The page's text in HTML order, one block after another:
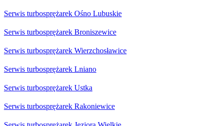
Serwis turbosprężarek Ośno Lubuskie
Serwis turbosprężarek Broniszewice
Serwis turbosprężarek Wierzchosławice
Serwis turbosprężarek Lniano
Serwis turbosprężarek Ustka
Serwis turbosprężarek Rakoniewice